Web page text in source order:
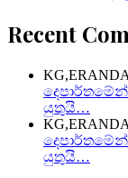
Recent
යුතුයි…
යුතුයි…